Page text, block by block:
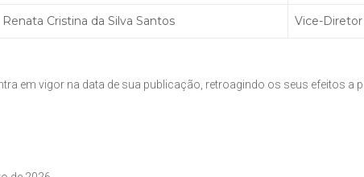
Renata Cristina da Silva Santos Vice-Diretor
em vigor na data de sua publicação, retroagindo os seus efeitos a